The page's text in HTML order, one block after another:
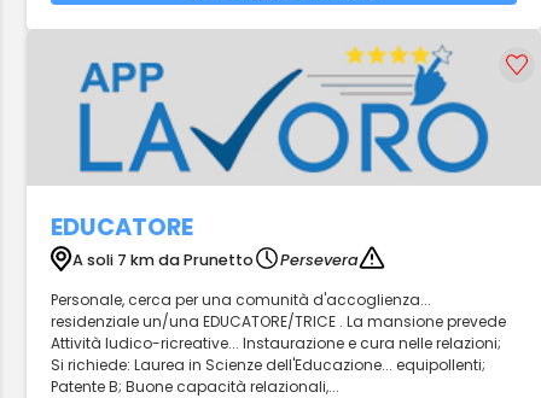
EDUCATORE
A soli 7 km da Prunetto
Persevera
Personale, cerca per una comunità d'accoglienza...
residenziale un/una EDUCATORE/TRICE . La mansione prevede
Attività ludico-ricreative... Instaurazione e cura nelle relazioni;
Si richiede: Laurea in Scienze dell'Educazione... equipollenti;
Patente B; Buone capacità relazionali,...